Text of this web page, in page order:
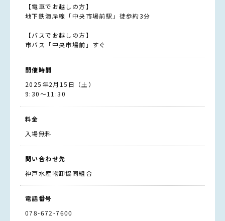
【電車でお越しの方】
地下鉄海岸線「中央市場前駅」徒歩約3分
【バスでお越しの方】
市バス「中央市場前」すぐ
開催時間
2025年2月15日（土）
9:30～11:30
料金
入場無料
問い合わせ先
神戸水産物卸協同組合
電話番号
078-672-7600